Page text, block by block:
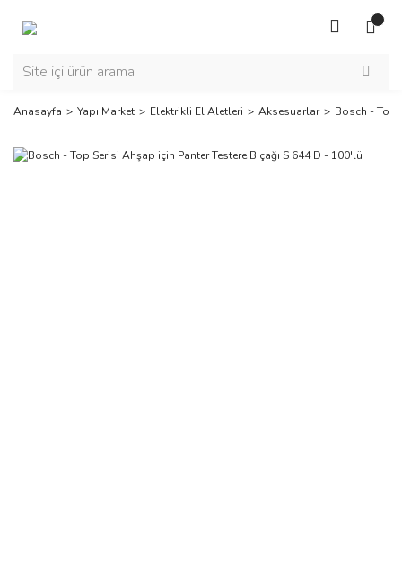
Anasayfa Yapı Market Elektrikli El Aletleri Aksesuarlar Bosch - Top